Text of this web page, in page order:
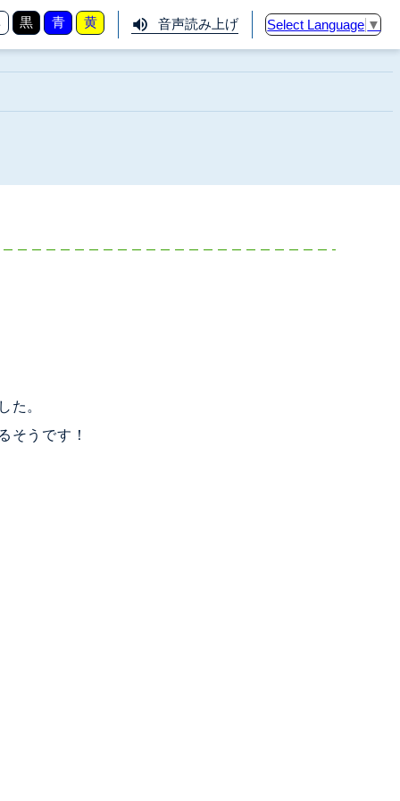
黒 青 黄 音声読み上げ Select Language ▼
た。
そうです！